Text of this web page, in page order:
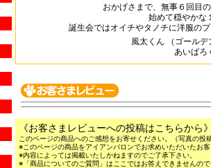
おかげさまで、無事６回目
始めて穏やかな
誕生会ではオイチやタノチに洋服の
風太くん （ゴール
あいばろ
《お客さまレビューへの投稿はこちらから》
このページの商品へのご感想をお寄せください。（写真の投
※このページの商品をアイアンバロンでお求めいただいたお客
※内容によっては掲載いたしかねますのでご了承下さい。
※「商品についてのご質問」はここではお答えできませんの